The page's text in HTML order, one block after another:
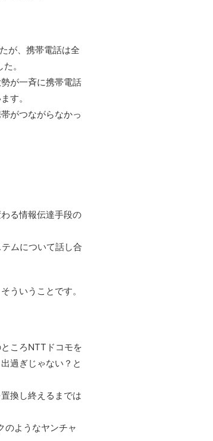
が、携帯電話は全
。
が一斉に携帯電話
す。
がつながらなかっ
る情報伝達手段の
ムについて話し合
ういうことです。
ころNTTドコモを
過ぎじゃない？と
換し終えるまでは
のようなヤンチャ